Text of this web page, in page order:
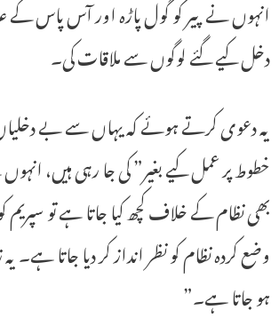
انہوں نے پیر کو گول پاڑہ اور آس پاس
دخل کیے گئے لوگوں سے ملاقات کی۔
یہ دعوی کرتے ہوئے کہ یہاں سے بے دخلیاں
خطوط پر عمل کیے بغیر” کی جا رہی ہیں،
بھی نظام کے خلاف کچھ کیا جاتا ہے تو
وضع کردہ نظام کو نظر انداز کر دیا جاتا ہے۔
ہو جاتا ہے۔”